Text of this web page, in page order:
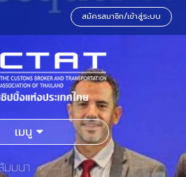
มมนา
สมัครสมาชิก/เข้าสู่ระบบ
เมนู